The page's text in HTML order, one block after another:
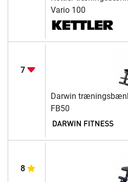
Vario 100
7
Darwin
FB50
8